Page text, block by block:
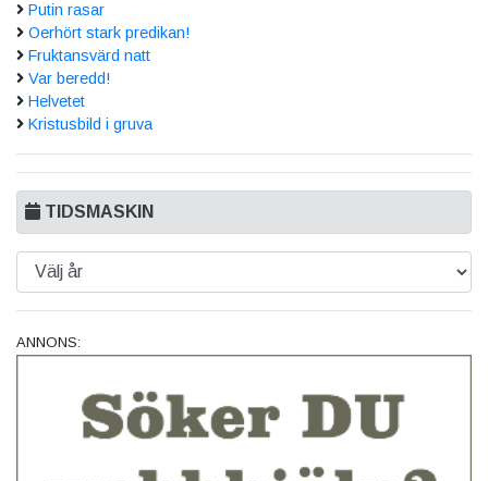
Putin rasar
Oerhört stark predikan!
Fruktansvärd natt
Var beredd!
Helvetet
Kristusbild i gruva
TIDSMASKIN
ANNONS: